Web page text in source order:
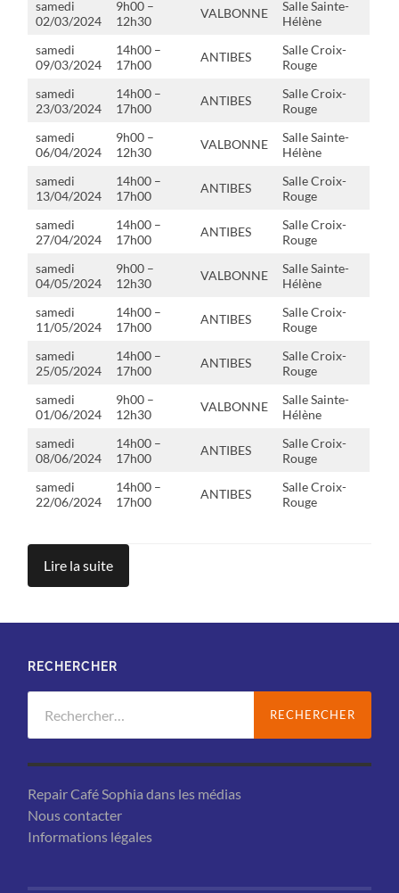
samedi
02/03/2024
9h00 –
12h30
VALBONNE
Salle Sainte-
Hélène
samedi
09/03/2024
14h00 –
17h00
ANTIBES
Salle Croix-
Rouge
samedi
23/03/2024
14h00 –
17h00
ANTIBES
Salle Croix-
Rouge
samedi
06/04/2024
9h00 –
12h30
VALBONNE
Salle Sainte-
Hélène
samedi
13/04/2024
14h00 –
17h00
ANTIBES
Salle Croix-
Rouge
samedi
27/04/2024
14h00 –
17h00
ANTIBES
Salle Croix-
Rouge
samedi
04/05/2024
9h00 –
12h30
VALBONNE
Salle Sainte-
Hélène
samedi
11/05/2024
14h00 –
17h00
ANTIBES
Salle Croix-
Rouge
samedi
25/05/2024
14h00 –
17h00
ANTIBES
Salle Croix-
Rouge
samedi
01/06/2024
9h00 –
12h30
VALBONNE
Salle Sainte-
Hélène
samedi
08/06/2024
14h00 –
17h00
ANTIBES
Salle Croix-
Rouge
samedi
22/06/2024
14h00 –
17h00
ANTIBES
Salle Croix-
Rouge
Lire la suite
RECHERCHER
Repair Café Sophia dans les médias
Nous contacter
Informations légales